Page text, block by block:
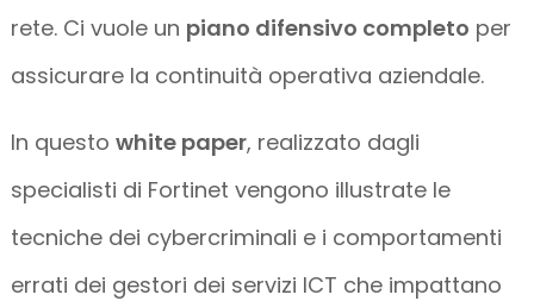
rete. Ci vuole un piano difensivo completo per
assicurare la continuità operativa aziendale.
In questowhite paper, realizzato dagli
specialisti di Fortinet vengono illustrate le
tecniche dei cybercriminali e i comportamenti
errati dei gestori dei servizi ICT che impattano